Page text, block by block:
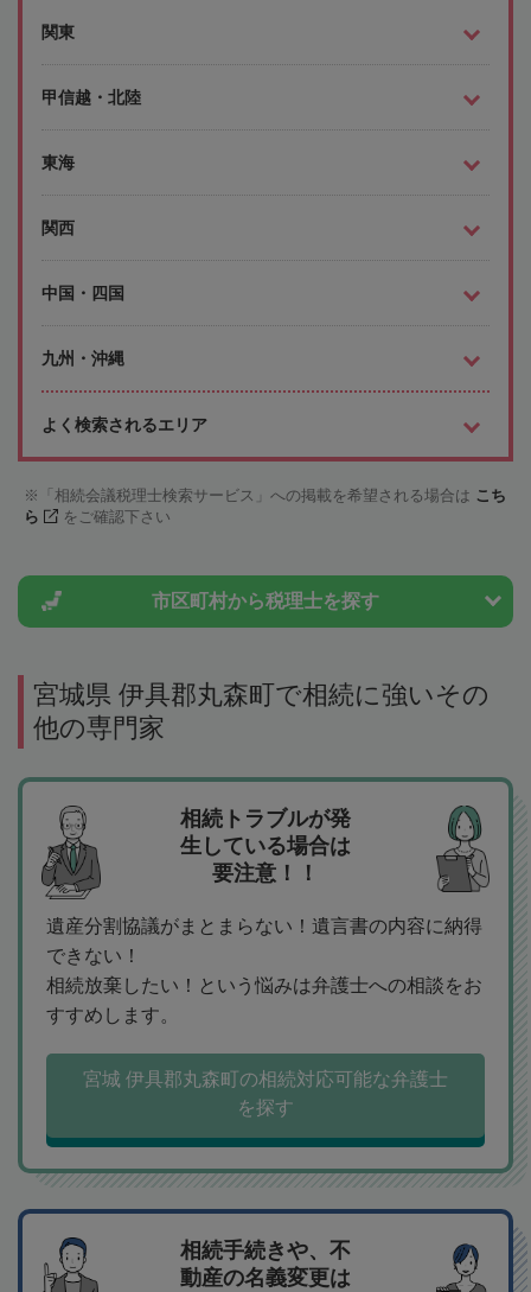
関東
甲信越・北陸
東海
関西
中国・四国
九州・沖縄
よく検索されるエリア
「相続会議税理士検索サービス」への掲載を希望される場合は こち
ら
をご確認下さい
市区町村から税理士を探す
宮城県 伊具郡丸森町で相続に強いその
他の専門家
相続トラブルが発
生している場合は
要注意！！
遺産分割協議がまとまらない！遺言書の内容に納得
できない！
相続放棄したい！という悩みは弁護士への相談をお
すすめします。
宮城 伊具郡丸森町の相続対応可能な弁護士
を探す
相続手続きや、不
動産の名義変更は